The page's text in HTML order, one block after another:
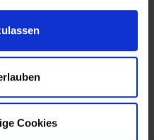
Cookies
Soul. Ethik des
Hahn"